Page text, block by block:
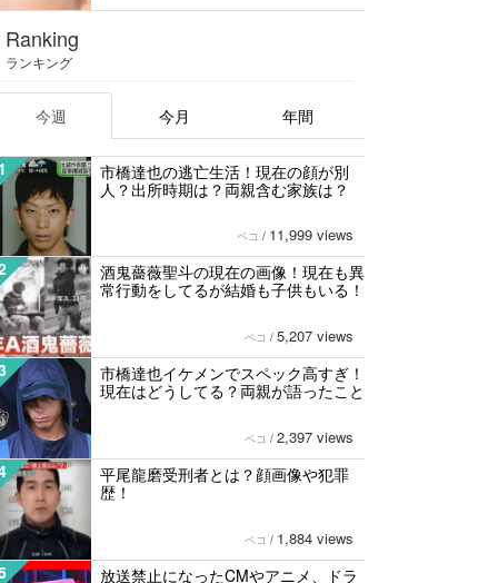
Ranking
ランキング
今週 今月 年間
市橋達也の逃亡生活！現在の顔が別
人？出所時期は？両親含む家族は？
ペコ / 11,999 views
酒鬼薔薇聖斗の現在の画像！現在も異
常行動をしてるが結婚も子供もいる！
ペコ / 5,207 views
市橋達也イケメンでスペック高すぎ！
現在はどうしてる？両親が語ったこと
ペコ / 2,397 views
平尾龍磨受刑者とは？顔画像や犯罪
歴！
ペコ / 1,884 views
放送禁止になったCMやアニメ、ドラ